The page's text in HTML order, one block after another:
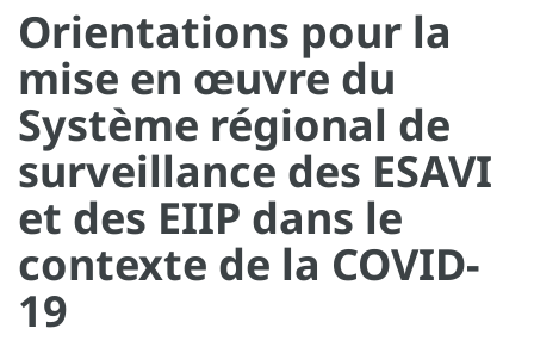
Orientations pour la
mise en œuvre du
Système régional de
surveillance des ESAVI
et des EIIP dans le
contexte de la COVID-
19